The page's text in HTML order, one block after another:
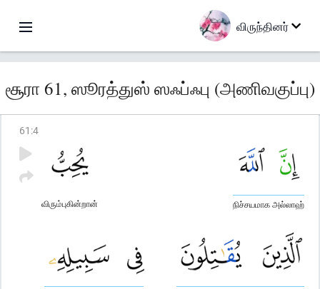
விருந்தினர்
சூரா 61, ஸூரத்துஸ் ஸஃப்ஃபு (அணிவகுப்பு)
61 :4
நிச்சயமாக அல்லாஹ்
விரும்புகின்றான்